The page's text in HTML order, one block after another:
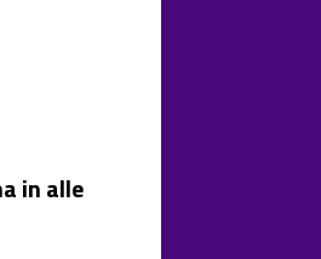
in alle